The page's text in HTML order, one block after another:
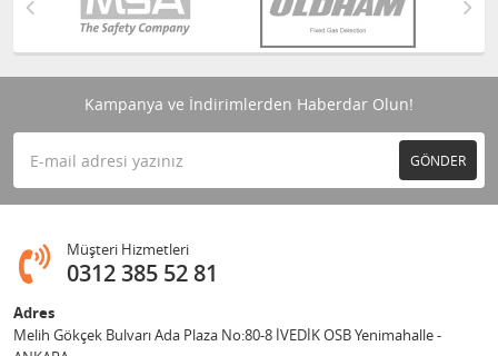
Kampanya ve İndirimlerden Haberdar Olun!
GÖNDER
Müşteri Hizmetleri
0312 385 52 81
Adres
Melih Gökçek Bulvarı Ada Plaza No:80-8 İVEDİK OSB Yenimahalle -